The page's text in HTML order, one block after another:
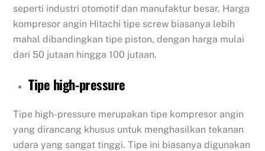
seperti industri otomotif dan manufaktur besar. Harga
kompresor angin Hitachi tipe screw biasanya lebih
mahal dibandingkan tipe piston, dengan harga mulai
dari 50 jutaan hingga 100 jutaan.
Tipe high-pressure
Tipe high-pressure merupakan tipe kompresor angin
yang dirancang khusus untuk menghasilkan tekanan
udara yang sangat tinggi. Tipe ini biasanya digunakan